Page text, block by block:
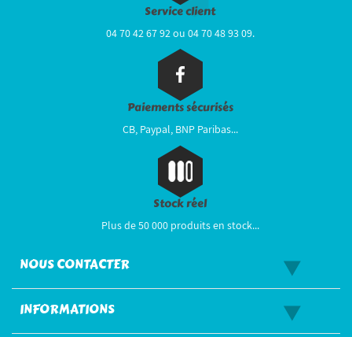
Service client
04 70 42 67 92 ou 04 70 48 93 09.
Paiements sécurisés
CB, Paypal, BNP Paribas...
Stock réel
Plus de 50 000 produits en stock...
NOUS CONTACTER
INFORMATIONS